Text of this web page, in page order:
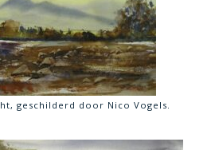
geschilderd door Nico Vogels.